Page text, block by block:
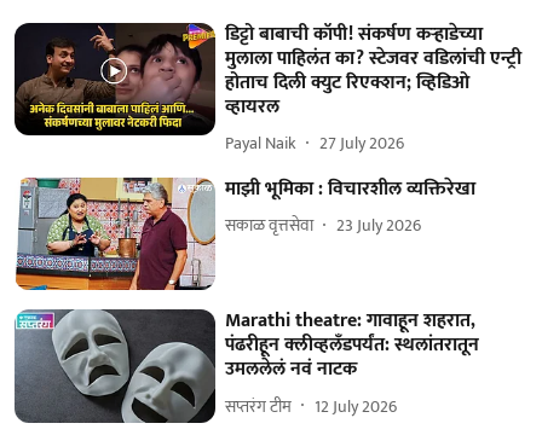
डिट्टो बाबाची कॉपी! संकर्षण कऱ्हाडेच्या
मुलाला पाहिलंत का? स्टेजवर वडिलांची एन्ट्री
होताच दिली क्युट रिएक्शन; व्हिडिओ
व्हायरल
Payal Naik 27 July 2026
माझी भूमिका : विचारशील व्यक्तिरेखा
सकाळ वृत्तसेवा 23 July 2026
Marathi theatre: गावाहून शहरात,
पंढरीहून क्लीव्हलँडपर्यंत: स्थलांतरातून
उमललेलं नवं नाटक
सप्तरंग टीम 12 July 2026